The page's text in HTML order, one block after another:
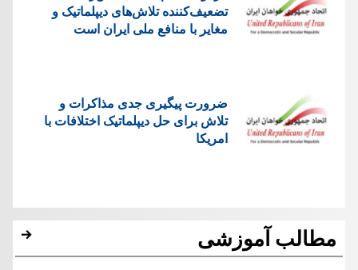
تضعیف‌کننده تلاش‌های دیپلماتیک و
مغایر با منافع ملی ایران است
ضرورت پیگیری جدی مذاکرات و
تلاش برای حل دیپلماتیک اختلافات با
امریکا
مطالب آموزشی